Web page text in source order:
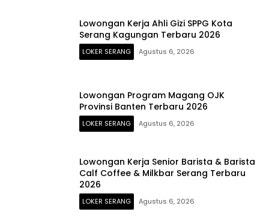
Lowongan Kerja Ahli Gizi SPPG Kota
Serang Kagungan Terbaru 2026
LOKER SERANG Agustus 6, 2026
Lowongan Program Magang OJK
Provinsi Banten Terbaru 2026
LOKER SERANG Agustus 6, 2026
Lowongan Kerja Senior Barista & Barista
Calf Coffee & Milkbar Serang Terbaru
2026
LOKER SERANG Agustus 6, 2026